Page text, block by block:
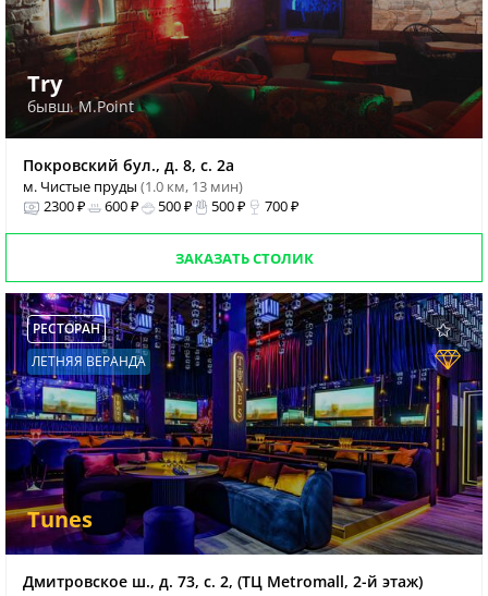
Try
бывш. M.Point
Покровский бул., д. 8, с. 2а
м. Чистые пруды (1.0 км, 13 мин)
2300 ₽
600 ₽ 500 ₽ 500 ₽ 700 ₽
ЗАКАЗАТЬ СТОЛИК
РЕСТОРАН
ЛЕТНЯЯ ВЕРАНДА
Tunes
Дмитровское ш., д. 73, с. 2, (ТЦ Metromall, 2-й этаж)